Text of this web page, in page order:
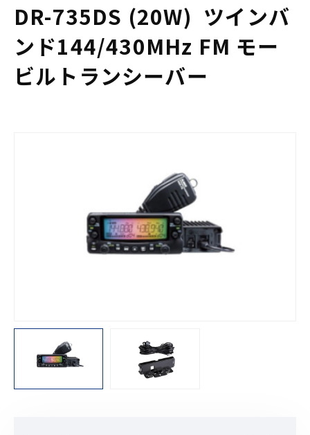
DR-735DS (20W) ツインバ
ンド144/430MHz FM モー
ビルトランシーバー